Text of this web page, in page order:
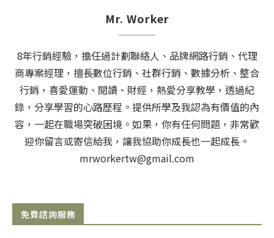
Mr. Worker
8年行銷經驗，擔任過計劃聯絡人、品牌網路行銷、代理
商專案經理，擅長數位行銷、社群行銷、數據分析、整合
行銷，喜愛運動、閱讀、財經，熱愛分享教學，透過紀
錄，分享學習的心路歷程。提供所學及我認為有價值的內
容，一起在職場突破困境。如果，你有任何問題，非常歡
迎你留言或寄信給我，讓我協助你成長也一起成長。
mrworkertw@gmail.com
免費諮詢服務